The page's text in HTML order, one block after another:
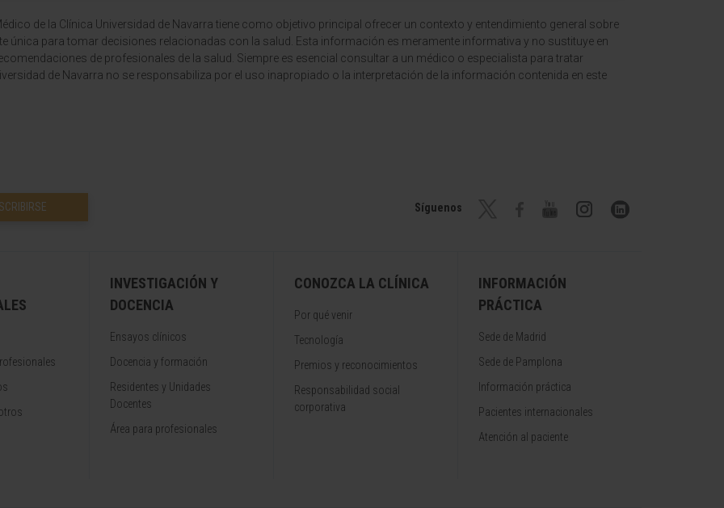
de la Clínica Universidad de Navarra tiene como objetivo principal ofrecer un contexto y entendimiento general sobre
única para tomar decisiones relacionadas con la salud. Esta información es meramente informativa y no sustituye en
de profesionales de la salud. Siempre es esencial consultar a un médico o especialista para tratar
de Navarra no se responsabiliza por el uso inapropiado o la interpretación de la información contenida en este
Síguenos
INVESTIGACIÓN Y
DOCENCIA
Ensayos clínicos
Docencia y formación
Residentes y Unidades
Docentes
Área para profesionales
CONOZCA LA CLÍNICA
Por qué venir
Tecnología
Premios y reconocimientos
Responsabilidad social
corporativa
INFORMACIÓN
PRÁCTICA
Sede de Madrid
Sede de Pamplona
Información práctica
Pacientes internacionales
Atención al paciente